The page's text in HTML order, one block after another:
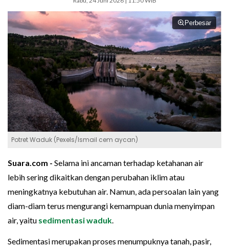
Perbesar
Potret Waduk (Pexels/Ismail cem aycan)
Suara.com - Selama ini ancaman terhadap ketahanan air
lebih sering dikaitkan dengan perubahan iklim atau
meningkatnya kebutuhan air. Namun, ada persoalan lain yang
diam-diam terus mengurangi kemampuan dunia menyimpan
air, yaitu sedimentasiwaduk
Sedimentasi merupakan proses menumpuknya tanah, pasir,